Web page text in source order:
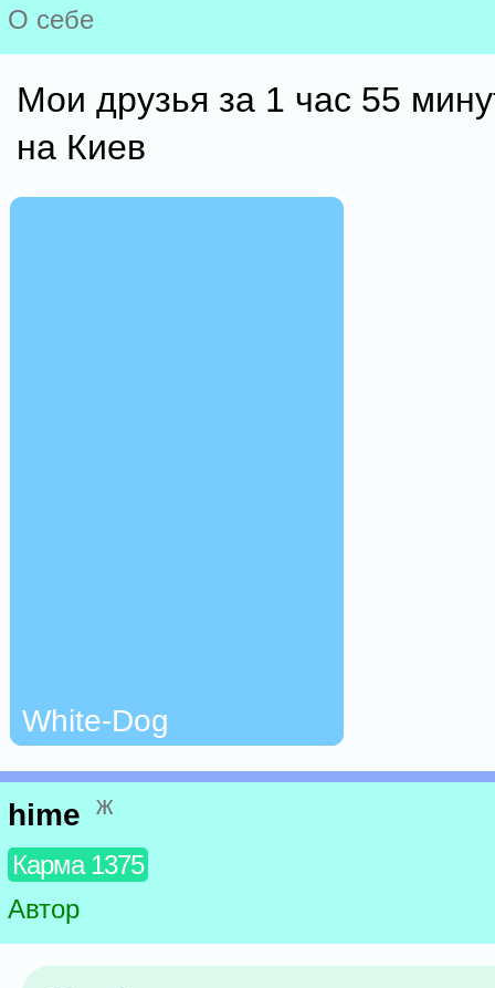
О себе
Мои друзья за 1 час 55
на Киев
White-Dog
hime ж
Карма 1375
Автор